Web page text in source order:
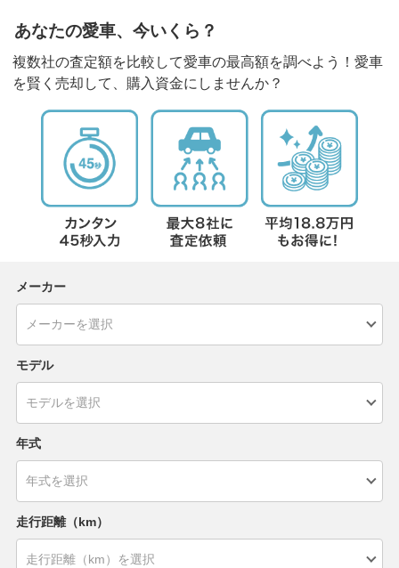
あなたの愛車、今いくら？
複数社の査定額を比較して愛車の最高額を調べよう！愛車
を賢く売却して、購入資金にしませんか？
メーカー
モデル
年式
走行距離（km）